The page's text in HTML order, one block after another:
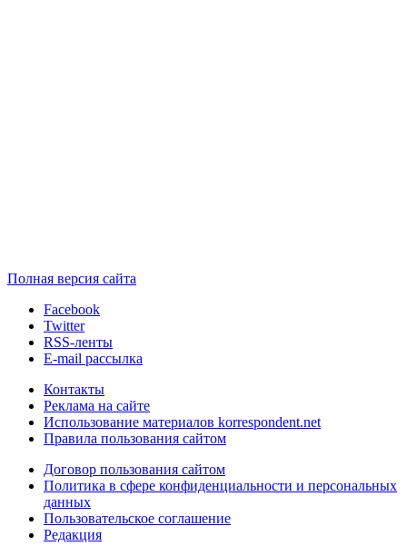
Полная версия сайта
Facebook
Twitter
RSS-ленты
E-mail рассылка
Контакты
Реклама на сайте
Использование материалов korrespondent.net
Правила пользования сайтом
Договор пользования сайтом
Политика в сфере конфиденциальности и персональных
данных
Пользовательское соглашение
Редакция